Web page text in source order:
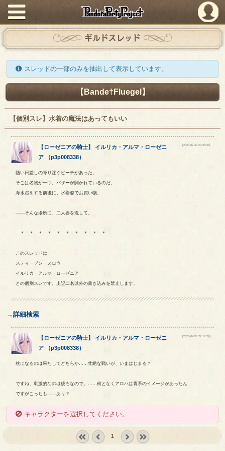
PandoraPartyProject
ギルドスレッド
スレッドの一部のみを抽出して表示しています。
【Bande†Fluegel】
【個別スレ】水着の魔法はあってもいい
【 ローゼニアの騎士】イルリカ ・ アルマ ・ ローゼニ
ア （p3p008338）
[2023-07-30 20:26:38]
熱い日差しの降り注ぐビーチがあった。
そこは名物が一つ。バザーが開かれているのだ。
海水浴をする前後に、水着姿でお買い物。
――そんな場所に、二人姿を現して。
＊ ＊ ＊ ＊ ＊ ＊ ＊ ＊ ＊ ＊
このスレッドは
スティーブン・スロウ
イルリカ・アルマ・ローゼニア
との個別スレです。上記二名以外の書き込みを禁止します。
→詳細検索
【 ローゼニアの騎士】イルリカ ・ アルマ ・ ローゼニ
ア （p3p008338）
[2023-07-30 22:12:29]
枕になるのは果たしてどちらか……壮絶な戦いが、いまはじまる？
ですね、刺激的なのは後ろなので。……何となくアロハは青系のイメージがあったん
ですがこっちも……あり？
キャラクターを選択してください。
1